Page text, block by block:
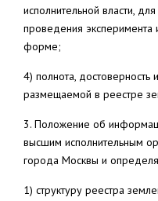
исполнительной власти,
проведения
форме;
4) полнота, достоверность
размещаемой в реестре
3. Положение об
высшим исполнительным
города Москвы и
1) структуру реестра